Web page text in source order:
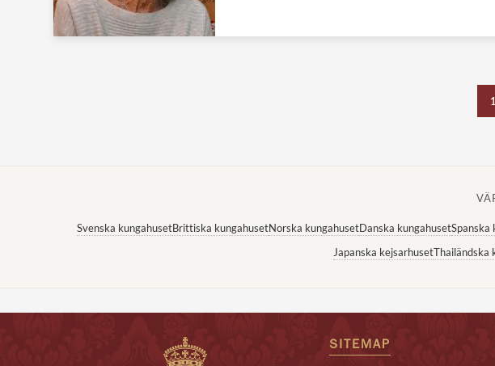
1
Svenska kungahusetBrittiska kungahusetNorska kungahusetDanska kungahusetSpanska
Japanska kejsarhusetThailändska
SITEMAP